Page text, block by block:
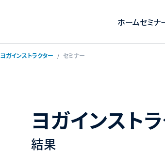
ホームセミナ
ヨガインストラクター セミナー
ヨガインスト
結果